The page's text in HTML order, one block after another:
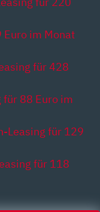
Euro im Monat
für 428
für 88 Euro im
Leasing für 129
für 118